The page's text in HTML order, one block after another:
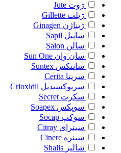
ژوت Jute
ژیلت Gillette
ژیناژن Ginagen
ساپیل Sapil
سالن Salon
سان وان Sun One
سانتکس Suntex
سریتا Cerita
سریوکسیدیل Crioxidil
سکرت Secret
سوپکس Soapex
سوکپ Socap
سیترای Citray
سینره Cinere
شالیز Shalis